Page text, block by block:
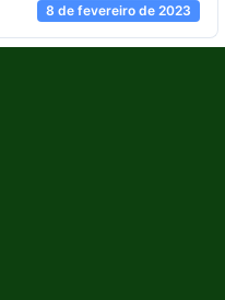
8 de fevereiro de 2023